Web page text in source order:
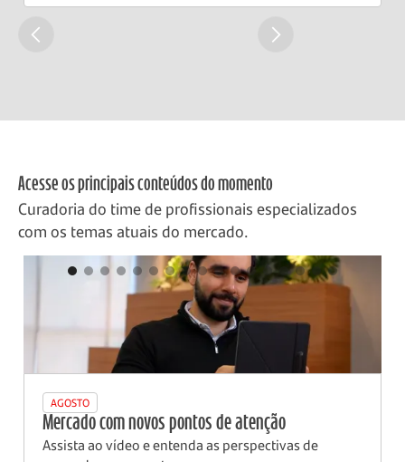
Acesse os principais conteúdos do momento
Curadoria do time de profissionais especializados
com os temas atuais do mercado.
AGOSTO
Mercado com novos pontos de atenção
Assista ao vídeo e entenda as perspectivas de